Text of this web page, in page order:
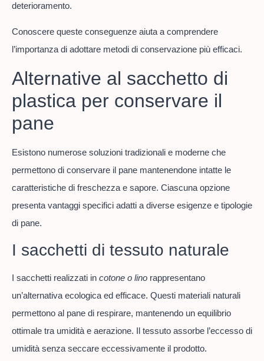
deterioramento.
Conoscere queste conseguenze aiuta a comprendere
l’importanza di adottare metodi di conservazione più efficaci.
Alternative al sacchetto di
plastica per conservare il
pane
Esistono numerose soluzioni tradizionali e moderne che
permettono di conservare il pane mantenendone intatte le
caratteristiche di freschezza e sapore. Ciascuna opzione
presenta vantaggi specifici adatti a diverse esigenze e tipologie
di pane.
I sacchetti di tessuto naturale
I sacchetti realizzati in cotone o lino rappresentano
un’alternativa ecologica ed efficace. Questi materiali naturali
permettono al pane di respirare, mantenendo un equilibrio
ottimale tra umidità e aerazione. Il tessuto assorbe l’eccesso di
umidità senza seccare eccessivamente il prodotto.